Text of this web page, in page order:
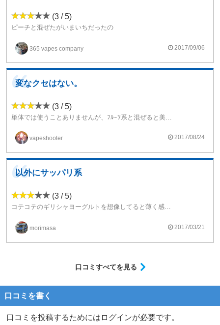
(3 / 5)
ピーチと混ぜたがいまいちだったの
これが自作リキッドの楽しいところです。
365 vapes company 2017/09/06
変なクセはない。
(3 / 5)
vapeshooter 2017/08/24
以外にサッパリ系
(3 / 5)
コテコテのギリシャヨーグルトを想像してると薄く感じるかも
少しの酸味とプレーンヨーグルトの香り、甘味は控え目
morimasa 2017/03/21
口コミすべてを見る
口コミを書く
口コミを投稿するためにはログインが必要です。